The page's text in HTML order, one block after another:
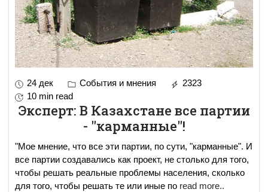
24 дек События и мнения
2323
10 min read
Эксперт: В Казахстане все партии
- "карманные"!
"Мое мнение, что все эти партии, по сути, "карманные". И
все партии создавались как проект, не столько для того,
чтобы решать реальные проблемы населения, сколько
для того, чтобы решать те или иные по read more..